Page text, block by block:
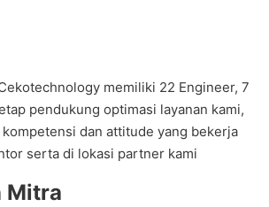
memiliki 22 Engineer, 7
pendukung optimasi layanan kami,
dan attitude yang bekerja
serta di lokasi partner kami
Mitra